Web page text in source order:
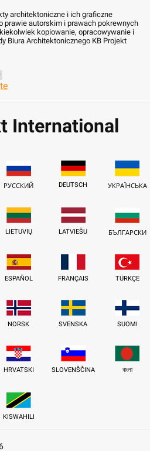
architektoniczne i ich graficzne
prawie autorskim i prawach pokrewnych
kopiowanie, opracowywanie i
Biura Architektonicznego KB Projekt
International
РУССКИЙ DEUTSCH УКРАЇНСЬКА
LIETUVIŲ LATVIEŠU БЪЛГАРСКИ
ESPAÑOL FRANÇAIS TÜRKÇE
NORSK SVENSKA SUOMI
HRVATSKI SLOVENŠČINA বাংলা
KISWAHILI